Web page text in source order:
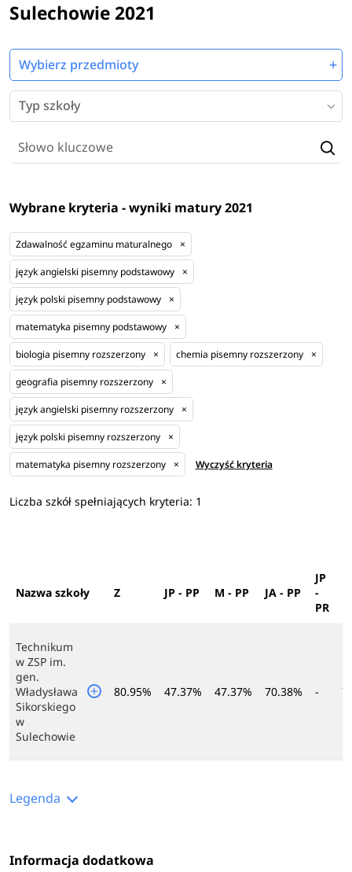
Sulechowie 2021
Wybierz przedmioty
Typ szkoły
Wybrane kryteria - wyniki matury 2021
Zdawalność egzaminu maturalnego ×
język angielski pisemny podstawowy ×
język polski pisemny podstawowy ×
matematyka pisemny podstawowy ×
biologia pisemny rozszerzony × chemia pisemny rozszerzony ×
geografia pisemny rozszerzony ×
język angielski pisemny rozszerzony ×
język polski pisemny rozszerzony ×
matematyka pisemny rozszerzony × Wyczyść kryteria
Liczba szkół spełniających kryteria: 1
Nazwa szkoły Z JP - PP M - PP JA - PP
JP
-
PR
Technikum
w ZSP im.
gen.
Władysława
Sikorskiego
w
Sulechowie
80.95% 47.37% 47.37% 70.38% -
Legenda
Informacja dodatkowa